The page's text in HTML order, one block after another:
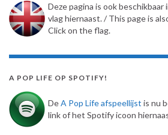
Deze pagina is ook beschikbaar
vlag hiernaast. / This page is
Click on the flag.
A POP LIFE OP SPOTIFY!
DeA Pop Life afspeellijst is nu
link of het Spotify icoon